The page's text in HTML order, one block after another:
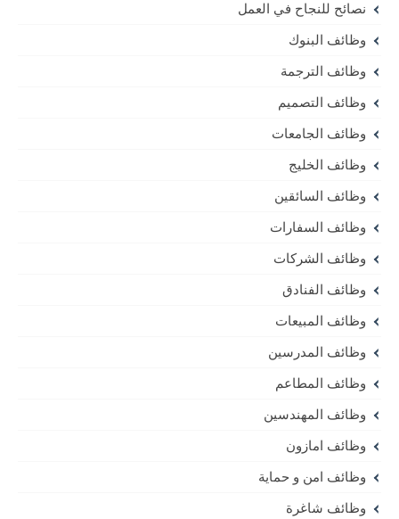
نصائح للنجاح في العمل
وظائف البنوك
وظائف الترجمة
وظائف التصميم
وظائف الجامعات
وظائف الخليج
وظائف السائقين
وظائف السفارات
وظائف الشركات
وظائف الفنادق
وظائف المبيعات
وظائف المدرسين
وظائف المطاعم
وظائف المهندسين
وظائف امازون
وظائف امن و حماية
وظائف شاغرة